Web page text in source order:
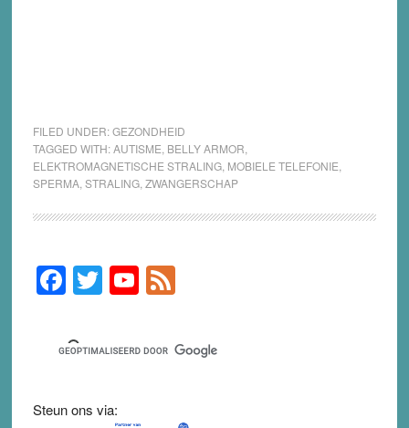
FILED UNDER:GEZONDHEID
TAGGED WITH:AUTISME BELLY ARMOR
ELEKTROMAGNETISCHE STRALING, MOBIELE TELEFONIE
SPERMA, STRALING, ZWANGERSCHAP
Primary
Sidebar
F
a
c
e
b
T
wi
tt
er
Y
o
u
T
F
e
d
Steun ons via: